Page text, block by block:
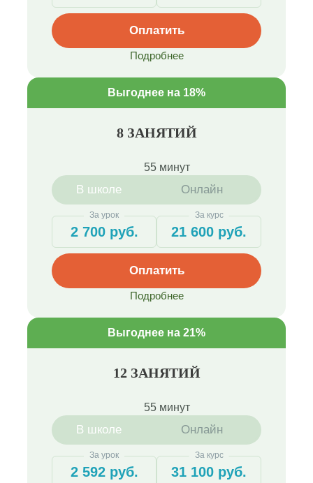
Оплатить
Подробнее
Выгоднее на 18%
8 ЗАНЯТИЙ
55 минут
В школе Онлайн
За урок
2 700 руб.
За курс
21 600 руб.
Оплатить
Подробнее
Выгоднее на 21%
12 ЗАНЯТИЙ
55 минут
В школе Онлайн
За урок
2 592 руб.
За курс
31 100 руб.